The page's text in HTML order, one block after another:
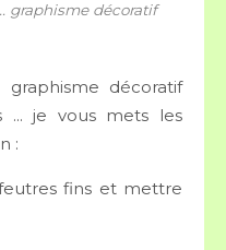
graphisme décoratif
décoratif
... je vous mets les
:
fins et mettre